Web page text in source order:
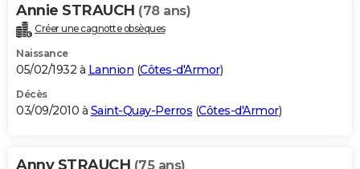
Annie STRAUCH (78 ans)
Créer une cagnotte obsèques
Naissance
05/02/1932 à Lannion (Côtes-d'Armor)
Décès
03/09/2010 à Saint-Quay-Perros (Côtes-d'Armor)
Anny STRAUCH (75 ans)